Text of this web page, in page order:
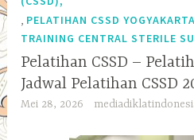
PELATIHAN CSSD YOGYAKARTA
TRAINING CENTRAL STERILE
Pelatihan CSSD –
Jadwal Pelatihan CSSD
Mei 28, 2026